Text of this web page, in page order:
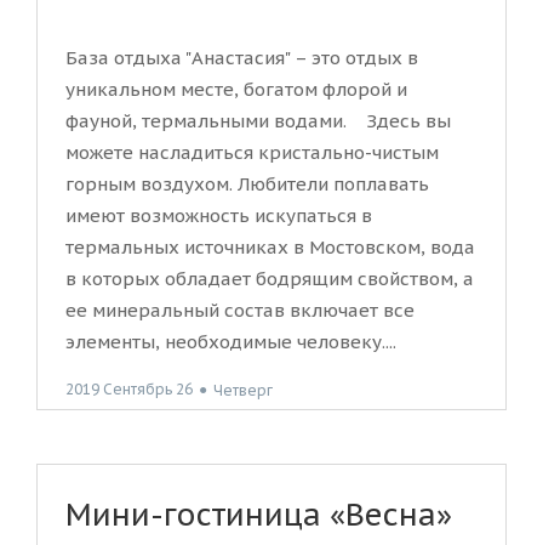
База отдыха "Анастасия" – это отдых в
уникальном месте, богатом флорой и
фауной, термальными водами. Здесь вы
можете насладиться кристально-чистым
горным воздухом. Любители поплавать
имеют возможность искупаться в
термальных источниках в Мостовском, вода
в которых обладает бодрящим свойством, а
ее минеральный состав включает все
элементы, необходимые человеку....
2019 Сентябрь 26 ● Четверг
Мини-гостиница «Весна»